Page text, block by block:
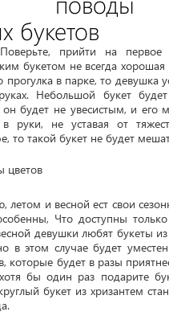
букетов
прийти на первое
букетом не всегда хорошая
в парке, то девушка
Небольшой букет
будет не увесистым, и его
руки, не уставая от
то такой букет не будет
летом и весной ест свои
Что доступны
девушки любят букеты
в этом случае будет
которые будет в разы
бы один раз подарите
букет из хризантем